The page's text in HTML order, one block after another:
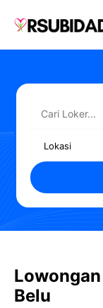
Belu